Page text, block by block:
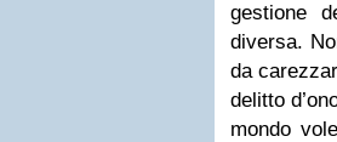
gestione
diversa.
da
delitto
mondo